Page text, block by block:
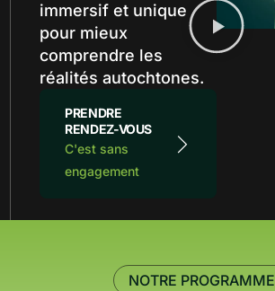
immersif et unique
pour mieux
comprendre les
réalités autochtones.
PRENDRE
RENDEZ-VOUS
C'est sans
engagement
NOTRE PROGRAMME